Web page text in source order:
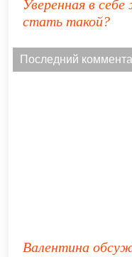
Уверенная в
стать такой?
Последний
Валентина